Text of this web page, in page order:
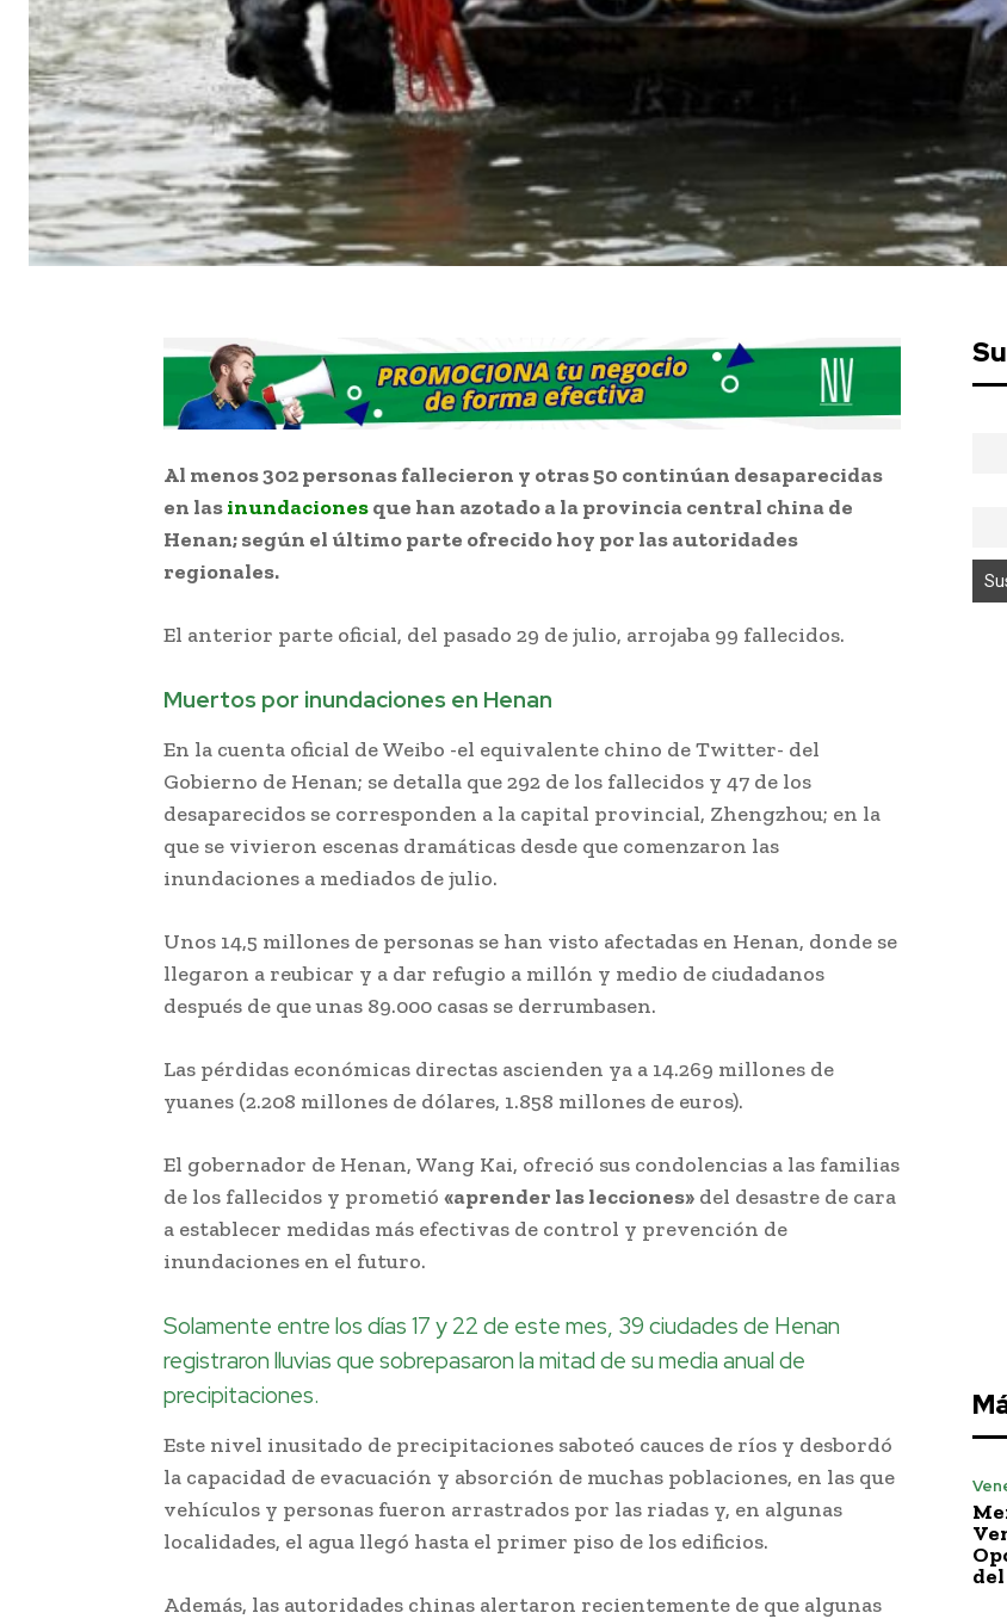
Al menos 302 personas fallecieron y otras 50 continúan desaparecidas
en lasinundacionesque han azotado a la provincia central china de
Henan; según el último parte ofrecido hoy por las autoridades
regionales.
El anterior parte oficial, del pasado 29 de julio, arrojaba 99 fallecidos.
Muertos por inundaciones en Henan
En la cuenta oficial de Weibo -el equivalente chino de Twitter- del
Gobierno de Henan; se detalla que 292 de los fallecidos y 47 de los
desaparecidos se corresponden a la capital provincial, Zhengzhou; en la
que se vivieron escenas dramáticas desde que comenzaron las
inundaciones a mediados de julio.
Unos 14,5 millones de personas se han visto afectadas en Henan, donde se
llegaron a reubicar y a dar refugio a millón y medio de ciudadanos
después de que unas 89.000 casas se derrumbasen.
Las pérdidas económicas directas ascienden ya a 14.269 millones de
yuanes (2.208 millones de dólares, 1.858 millones de euros).
El gobernador de Henan, Wang Kai, ofreció sus condolencias a las familias
de los fallecidos y prometió «aprender las lecciones» del desastre de cara
a establecer medidas más efectivas de control y prevención de
inundaciones en el futuro.
Solamente entre los días 17 y 22 de este mes, 39 ciudades de Henan
registraron lluvias que sobrepasaron la mitad de su media anual de
precipitaciones.
Este nivel inusitado de precipitaciones saboteó cauces de ríos y desbordó
la capacidad de evacuación y absorción de muchas poblaciones, en las que
vehículos y personas fueron arrastrados por las riadas y, en algunas
localidades, el agua llegó hasta el primer piso de los edificios.
Además, las autoridades chinas alertaron recientemente de que algunas